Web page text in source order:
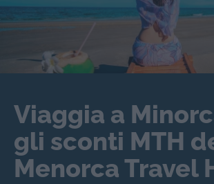
Viaggia a
gli sconti MTH
Menorca Travel